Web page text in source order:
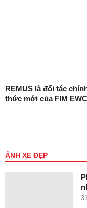
REMUS là đối tác
thức mới của FIM EWC
ẢNH XE ĐẸP